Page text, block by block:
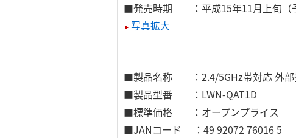
■発売時期 ：平成15年11月上旬（
写真拡大
■製品名称 ：2.4/5GHz帯対応 外部
■製品型番 ：LWN-QAT1D
■標準価格 ：オープンプライス
■JANコード ：49 92072 76016 5